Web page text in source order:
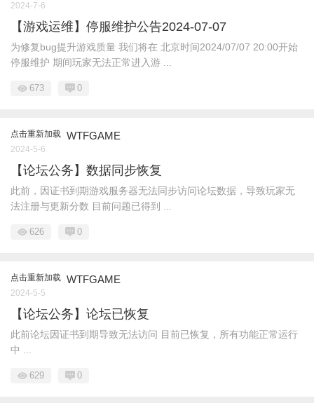
2024-7-6
【游戏运维】停服维护公告2024-07-07
为修复bug提升游戏质量 我们将在 北京时间2024/07/07 20:00开始
停服维护 期间玩家无法正常进入游 ...
673 0
点击重新加载 WTFGAME
2024-5-6
【论坛公务】数据同步恢复
此前，因证书到期游戏服务器无法同步访问论坛数据，导致玩家无
法注册与更新分数 目前问题已得到 ...
626 0
点击重新加载 WTFGAME
2024-5-5
【论坛公务】论坛已恢复
此前论坛因证书到期导致无法访问 目前已恢复，所有功能正常运行
中 ...
629 0